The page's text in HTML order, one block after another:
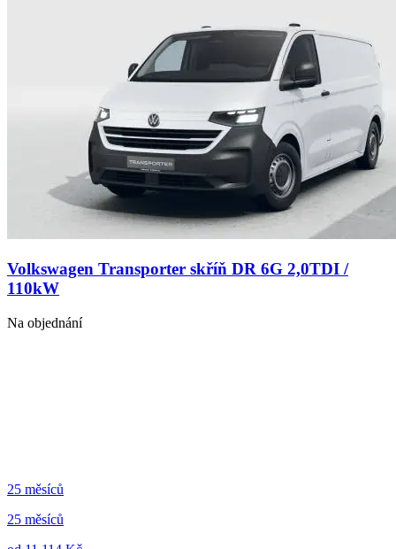
Volkswagen Transporter skříň DR 6G 2,0TDI /
110kW
Na objednání
25 měsíců
25 měsíců